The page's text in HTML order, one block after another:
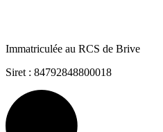
Immatriculée au RCS de Brive
Siret : 84792848800018